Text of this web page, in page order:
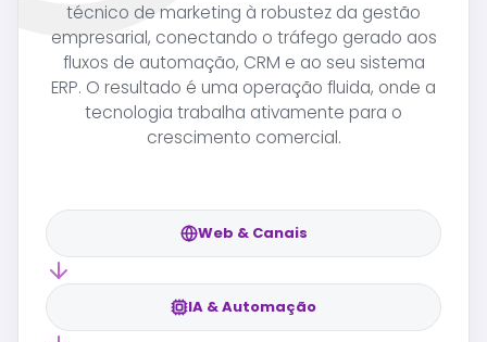
técnico de marketing à robustez da gestão
empresarial, conectando o tráfego gerado aos
fluxos de automação, CRM e ao seu sistema
ERP. O resultado é uma operação fluida, onde a
tecnologia trabalha ativamente para o
crescimento comercial.
Web & Canais
IA & Automação